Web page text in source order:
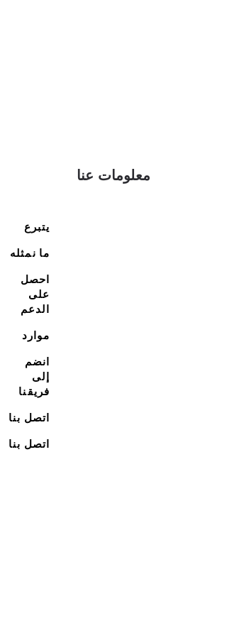
معلومات عنا
يتبرع
ما نمثله
احصل
على
الدعم
موارد
انضم
إلى
فريقنا
اتصل بنا
اتصل بنا